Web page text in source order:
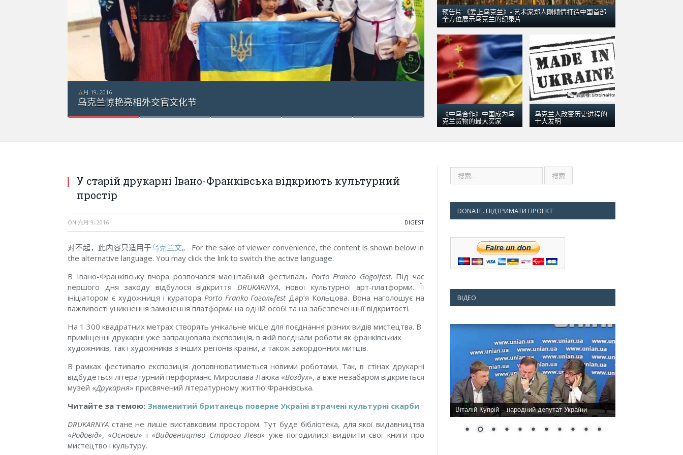
惊艳亮相外交官文化节 乌克兰“梦幻”运输机在澳大利亚：引数千群众围观
预告片:《爱上乌克兰》- 艺术家郑人刚倾情打造中国首部
全方位展示乌克兰的纪录片
《中乌合作》中国成为乌
克兰货物的最大买家
乌克兰人改变历史进程的
十大发明
У старій друкарні Івано-Франківська відкриють культурний
простір
ON 六月 9, 2016 DIGEST
对不起，此内容只适用于乌克兰文。 For the sake of viewer convenience, the content is shown below in
the alternative language. You may click the link to switch the active language.
В Івано-Франківську вчора розпочався масштабний фестиваль Porto Franco Gogolfest. Під час
першого дня заходу відбулося відкриття DRUKARNYA, нової культурної арт-платформи. Її
ініціатором є художниця і куратора Porto Franko ГогольfestДар’я Кольцова. Вона наголошує на
важливості уникнення замкнення платформи на одній особі та на забезпеченні її відкритості.
На 1 300 квадратних метрах створять унікальне місце для поєднання різних видів мистецтва. В
приміщенні друкарні уже запрацювала експозиція, в якій поєднали роботи як франківських
художників, так і художників з інших регіонів країни, а також закордонних митців.
В рамках фестивалю експозиція доповнюватиметься новими роботами. Так, в стінах друкарні
відбудеться літературний перформанс Мирослава Лаюка «Воздух», а вже незабаром відкриється
музей «Друкарня» присвячений літературному життю Франківська.
Читайте за темою: Знаменитий британець поверне Україні втрачені культурні скарби
DRUKARNYA стане не лише виставковим простором. Тут буде бібліотека, для якої видавництва
«Родовід», «Основи» і «Видавництво Старого Лева» уже погодилися виділити свої книги про
мистецтво і культуру.
DONATE. ПІДТРИМАТИ ПРОЕКТ
ВІДЕО
Віталій Купрій – народний депутат України